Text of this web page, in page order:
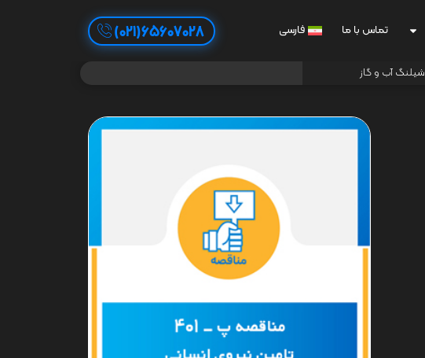
تماس با ما فارسی 65607028(021)
شیلنگ آب و گاز